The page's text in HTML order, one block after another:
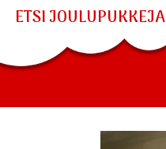
ETSI JOULUPUKKEJA